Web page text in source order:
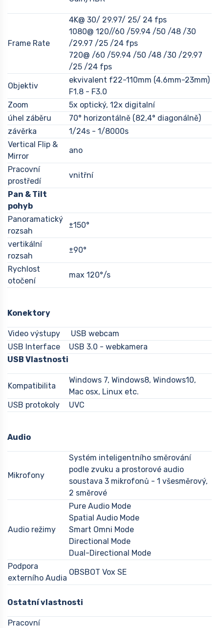
Frame Rate
4K@ 30/ 29.97/ 25/ 24 fps
1080@ 120//60 /59.94 /50 /48 /30
/29.97 /25 /24 fps
720@ /60 /59.94 /50 /48 /30 /29.97
/25 /24 fps
Objektiv
ekvivalent f22-110mm (4.6mm-23mm)
F1.8 - F3.0
Zoom
5x optický, 12x digitalní
úhel záběru
70° horizontálně (82,4° diagonálně)
závěrka
1/24s - 1/8000s
Vertical Flip &
Mirror
ano
Pracovní
prostředí
vnitřní
Pan & Tilt
pohyb
Panoramatický
rozsah
±150°
vertikální
rozsah
±90°
Rychlost
otočení
max 120°/s
Konektory
Video výstupy
USB webcam
USB Interface
USB 3.0 - webkamera
USB Vlastnosti
Kompatibilita
Windows 7, Windows8, Windows10,
Mac osx, Linux etc.
USB protokoly
UVC
Audio
Mikrofony
Systém inteligentního směrování
podle zvuku a prostorové audio
soustava 3 mikrofonů - 1 všesměrový,
2 směrové
Audio režimy
Pure Audio Mode
Spatial Audio Mode
Smart Omni Mode
Directional Mode
Dual-Directional Mode
Podpora
externího Audia
OBSBOT Vox SE
Ostatní vlastnosti
Pracovní